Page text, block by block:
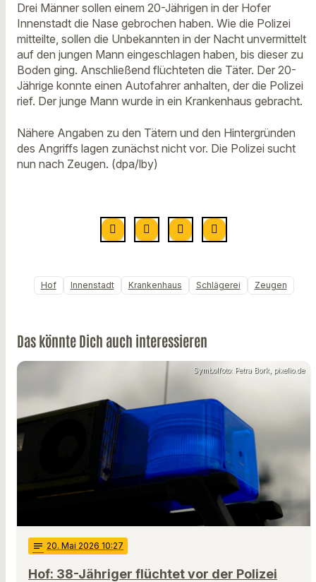
Drei Männer sollen einem 20-Jährigen in der Hofer
Innenstadt die Nase gebrochen haben. Wie die Polizei
mitteilte, sollen die Unbekannten in der Nacht unvermittelt
auf den jungen Mann eingeschlagen haben, bis dieser zu
Boden ging. Anschließend flüchteten die Täter. Der 20-
Jährige konnte einen Autofahrer anhalten, der die Polizei
rief. Der junge Mann wurde in ein Krankenhaus gebracht.
Nähere Angaben zu den Tätern und den Hintergründen
des Angriffs lagen zunächst nicht vor. Die Polizei sucht
nun nach Zeugen. (dpa/lby)
Hof Innenstadt Krankenhaus Schlägerei Zeugen
Das könnte Dich auch interessieren
Symbolfoto: Petra Bork, pixelio.de
notes 20. Mai 2026 10:27
Hof: 38-Jähriger flüchtet vor der Polizei